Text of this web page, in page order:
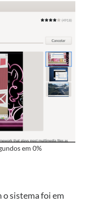
em 0%
sistema foi em